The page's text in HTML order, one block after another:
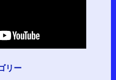
リー